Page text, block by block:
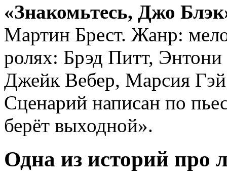
«Знакомьтесь, Джо
Мартин Брест. Жанр:
ролях: Брэд Питт,
Джейк Вебер, Марсия
Сценарий написан по
берёт выходной».
Одна из историй про